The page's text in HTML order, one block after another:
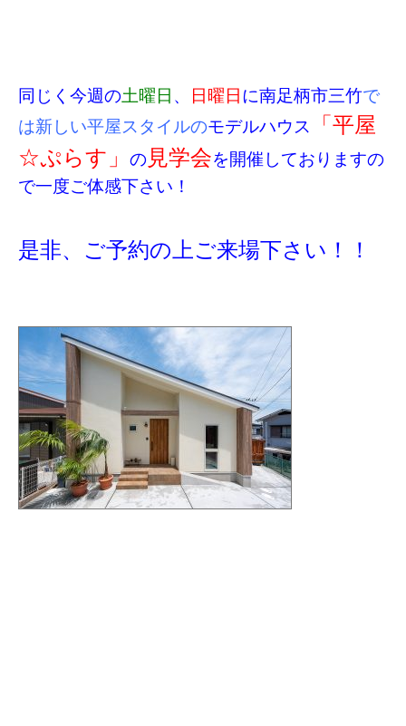
同じく今週の土曜日 、 日曜日 に南足柄市三竹で
は新しい平屋スタイルのモデルハウス
「平屋
☆ぷらす」
の 見学会を開催しておりますの
で一度ご体感下さい！
是非、ご予約の上ご来場下さい！！